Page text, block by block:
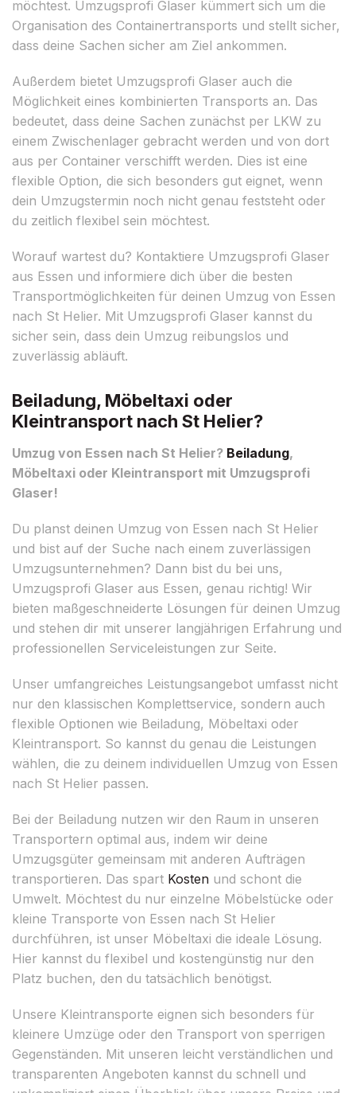
möchtest. Umzugsprofi Glaser kümmert sich um die
Organisation des Containertransports und stellt sicher,
dass deine Sachen sicher am Ziel ankommen.
Außerdem bietet Umzugsprofi Glaser auch die
Möglichkeit eines kombinierten Transports an. Das
bedeutet, dass deine Sachen zunächst per LKW zu
einem Zwischenlager gebracht werden und von dort
aus per Container verschifft werden. Dies ist eine
flexible Option, die sich besonders gut eignet, wenn
dein Umzugstermin noch nicht genau feststeht oder
du zeitlich flexibel sein möchtest.
Worauf wartest du? Kontaktiere Umzugsprofi Glaser
aus Essen und informiere dich über die besten
Transportmöglichkeiten für deinen Umzug von Essen
nach St Helier. Mit Umzugsprofi Glaser kannst du
sicher sein, dass dein Umzug reibungslos und
zuverlässig abläuft.
Beiladung, Möbeltaxi oder
Kleintransport nach St Helier?
Umzug von Essen nach St Helier? Beiladung,
Möbeltaxi oder Kleintransport mit Umzugsprofi
Glaser!
Du planst deinen Umzug von Essen nach St Helier
und bist auf der Suche nach einem zuverlässigen
Umzugsunternehmen? Dann bist du bei uns,
Umzugsprofi Glaser aus Essen, genau richtig! Wir
bieten maßgeschneiderte Lösungen für deinen Umzug
und stehen dir mit unserer langjährigen Erfahrung und
professionellen Serviceleistungen zur Seite.
Unser umfangreiches Leistungsangebot umfasst nicht
nur den klassischen Komplettservice, sondern auch
flexible Optionen wie Beiladung, Möbeltaxi oder
Kleintransport. So kannst du genau die Leistungen
wählen, die zu deinem individuellen Umzug von Essen
nach St Helier passen.
Bei der Beiladung nutzen wir den Raum in unseren
Transportern optimal aus, indem wir deine
Umzugsgüter gemeinsam mit anderen Aufträgen
transportieren. Das spart Kosten und schont die
Umwelt. Möchtest du nur einzelne Möbelstücke oder
kleine Transporte von Essen nach St Helier
durchführen, ist unser Möbeltaxi die ideale Lösung.
Hier kannst du flexibel und kostengünstig nur den
Platz buchen, den du tatsächlich benötigst.
Unsere Kleintransporte eignen sich besonders für
kleinere Umzüge oder den Transport von sperrigen
Gegenständen. Mit unseren leicht verständlichen und
transparenten Angeboten kannst du schnell und